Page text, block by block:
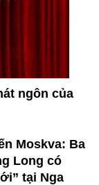
ngôn của
Moskva: Ba
Long có
tại Nga